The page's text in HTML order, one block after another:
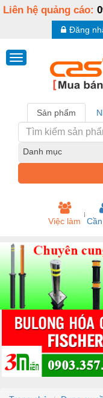
Liên hệ quảng cáo:
Đăng
Sản phẩm
Danh mục
Việc làm